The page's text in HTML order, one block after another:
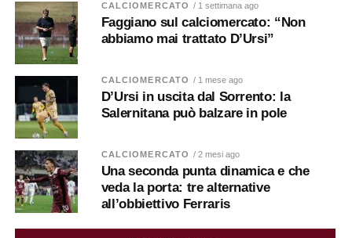
CALCIOMERCATO / 1 settimana ago
Faggiano sul calciomercato: “Non
abbiamo mai trattato D’Ursi”
CALCIOMERCATO / 1 mese ago
D’Ursi in uscita dal Sorrento: la
Salernitana può balzare in pole
CALCIOMERCATO / 2 mesi ago
Una seconda punta dinamica e che
veda la porta: tre alternative
all’obbiettivo Ferraris